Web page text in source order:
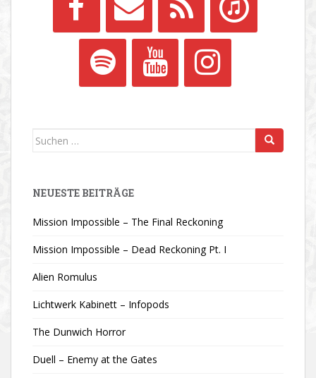
Suchen
NEUESTE BEITRÄGE
Mission Impossible – The Final Reckoning
Mission Impossible – Dead Reckoning Pt. I
Alien Romulus
Lichtwerk Kabinett – Infopods
The Dunwich Horror
Duell – Enemy at the Gates